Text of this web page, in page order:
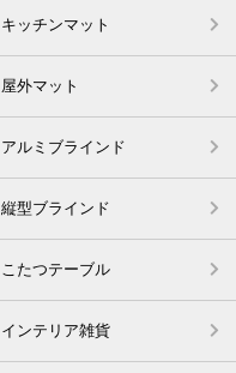
キッチンマット
屋外マット
アルミブラインド
縦型ブラインド
こたつテーブル
インテリア雑貨